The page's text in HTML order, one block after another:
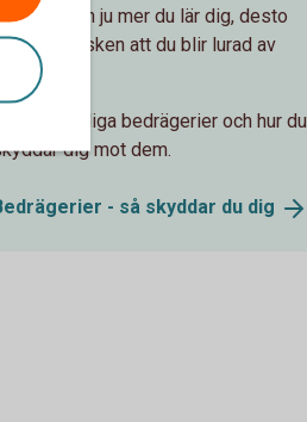
Men ju mer du lär dig, desto
är risken att du blir lurad av
om vanliga bedrägerier och hur du
dig mot dem.
- så skyddar du dig